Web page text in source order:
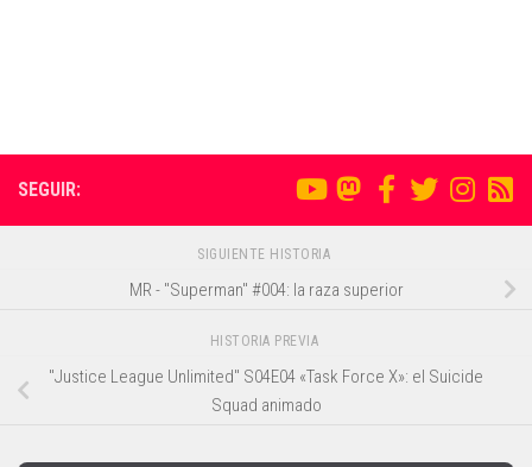
SEGUIR:
SIGUIENTE HISTORIA
MR - "Superman" #004: la raza superior
HISTORIA PREVIA
"Justice League Unlimited" S04E04 «Task Force X»: el Suicide
Squad animado